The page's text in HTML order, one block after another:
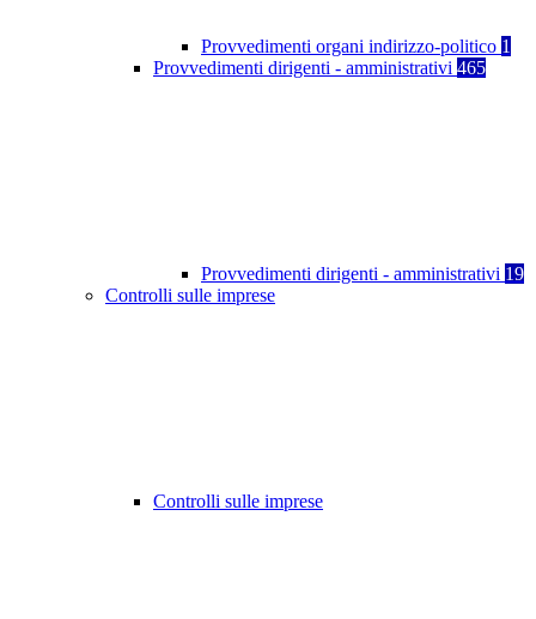
Provvedimenti organi indirizzo-politico 1
Provvedimenti dirigenti - amministrativi 465
Provvedimenti dirigenti - amministrativi 19
Controlli sulle imprese
Controlli sulle imprese